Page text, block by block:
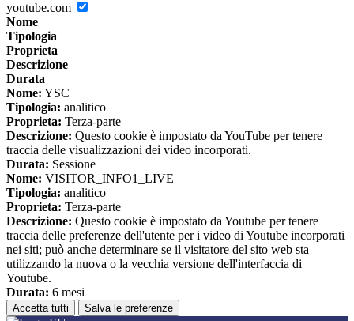
youtube.com
Nome
Tipologia
Proprieta
Descrizione
Durata
Nome: YSC
Tipologia: analitico
Proprieta: Terza-parte
Descrizione: Questo cookie è impostato da YouTube per tenere
traccia delle visualizzazioni dei video incorporati.
Durata: Sessione
Nome: VISITOR_INFO1_LIVE
Tipologia: analitico
Proprieta: Terza-parte
Descrizione: Questo cookie è impostato da Youtube per tenere
traccia delle preferenze dell'utente per i video di Youtube incorporati
nei siti; può anche determinare se il visitatore del sito web sta
utilizzando la nuova o la vecchia versione dell'interfaccia di
Youtube.
Durata: 6 mesi
Accetta tutti Salva le preferenze